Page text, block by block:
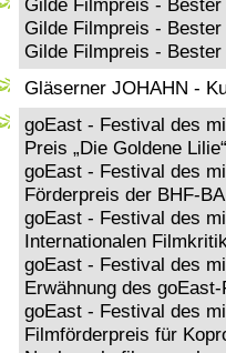
Gilde Filmpreis -
Gilde Filmpreis -
Gilde Filmpreis -
Gläserner JOHAHN -
goEast - Festival des
Preis „Die Goldene
goEast - Festival des
Förderpreis der BHF-
goEast - Festival des
Internationalen
goEast - Festival des
Erwähnung des
goEast - Festival des
Filmförderpreis für